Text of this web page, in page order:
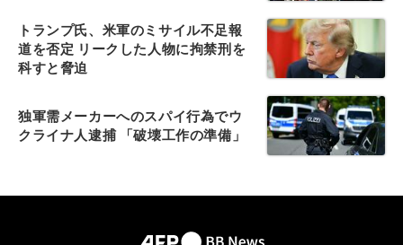
トランプ氏、米軍のミサイル不足報
道を否定 リークした人物に拘禁刑を
科すと脅迫
独軍需メーカーへのスパイ行為でウ
クライナ人逮捕 「破壊工作の準備」